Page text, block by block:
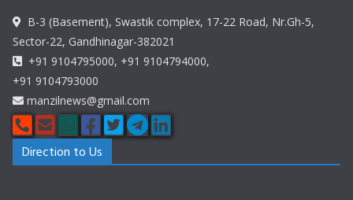
B-3 (Basement), Swastik complex, 17-22 Road, Nr.Gh-5,
Sector-22, Gandhinagar-382021
+91 9104795000, +91 9104794000,
+91 9104793000
manzilnews@gmail.com
Direction to Us